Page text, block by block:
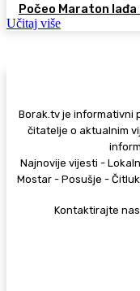
Počeo Maraton
Učitaj više
Borak.tv je informativni
čitatelje o aktualnim
Najnovije vijesti -
Mostar - Posušje -
Kontaktirajte